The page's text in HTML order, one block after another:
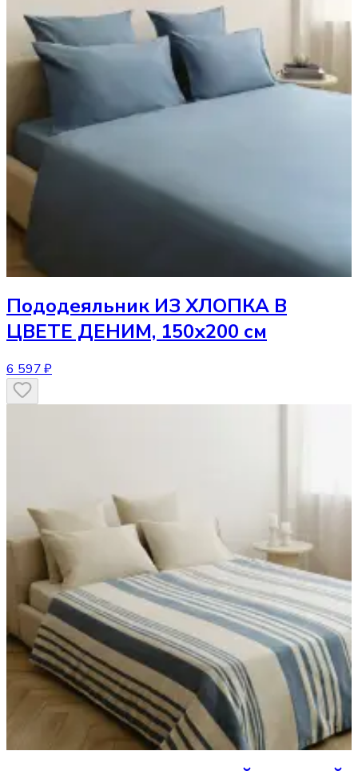
Пододеяльник ИЗ ХЛОПКА В
ЦВЕТЕ ДЕНИМ, 150х200 см
6 597 ₽